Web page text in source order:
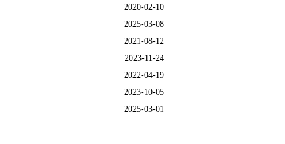
2020-02-10
2025-03-08
2021-08-12
2023-11-24
2022-04-19
2023-10-05
2025-03-01